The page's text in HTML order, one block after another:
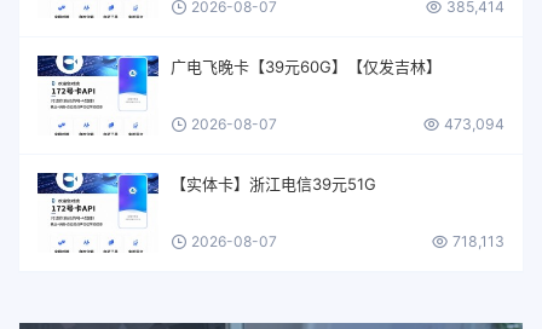
2026-08-07 385,414
广电飞晚卡【39元60G】【仅发吉林】
2026-08-07 473,094
【实体卡】浙江电信39元51G
2026-08-07 718,113